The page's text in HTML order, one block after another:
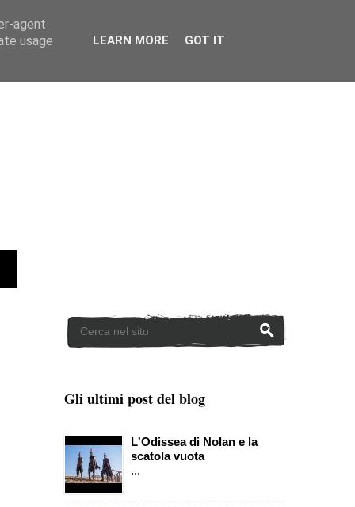
Gli ultimi post del blog
L'Odissea di Nolan e la
scatola vuota
...
agent
usage
LEARN MORE GOT IT